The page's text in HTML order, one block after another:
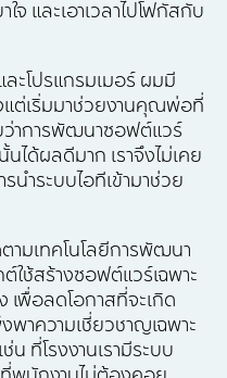
จ และเอาเวลาไปโฟกัสกับ
ะโปรแกรมเมอร์ ผมมี
แต่เริ่มมาช่วยงานคุณพ่อที่
ว่าการพัฒนาซอฟต์แวร์
ได้ผลดีมาก เราจึงไม่เคย
ำระบบไอทีเข้ามาช่วย
ามเทคโนโลยีการพัฒนา
ใช้สร้างซอฟต์แวร์เฉพาะ
เพื่อลดโอกาสที่จะเกิด
พาความเชี่ยวชาญเฉพาะ
ที่โรงงานเรามีระบบ